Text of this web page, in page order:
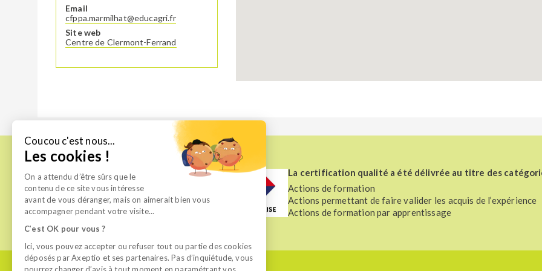
Coucou c'est nous...
Les cookies !
On a attendu d’être sûrs que le
contenu de ce site vous intéresse
avant de vous déranger, mais on aimerait bien vous
accompagner pendant votre visite...
C’est OK pour vous ?
Ici, vous pouvez accepter ou refuser tout ou partie des cookies
déposés par Axeptio et ses partenaires. Pas d’inquiétude, vous
pourrez changer d’avis à tout moment en paramétrant vos
Email
cfppa.marmilhat@educagri.fr
Site web
Centre de Clermont-Ferrand
La certification qualité a été délivrée au titre des
Actions de formation
Actions permettant de faire valider les acquis de l’expérience
Actions de formation par apprentissage